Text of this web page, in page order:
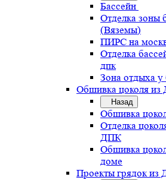
Бассейн
Отделка зоны
(Вяземы)
ПИРС на
Отделка
дпк
Зона отдыха у
Обшивка цоколя
Назад
Обшивка
Отделка
ДПК
Обшивка
доме
Проекты грядок из